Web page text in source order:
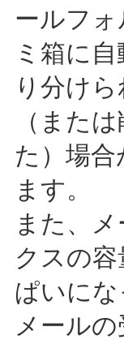
ールフ
ミ箱に
り分け
（また
た）場
ます。
また、
クスの
ぱいに
メール